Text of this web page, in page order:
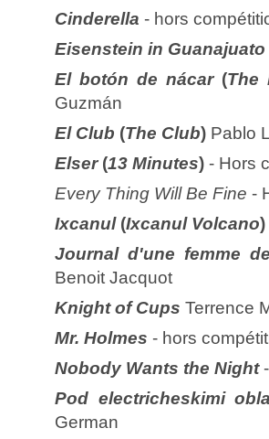
Cinderella - hors
Eisenstein in Guanajuato
El botón de nácar(The
Guzmán
El Club (The Club) Pablo
Elser(13 Minutes) - Hors
Every Thing Will Be Fine -
Ixcanul(Ixcanul Volcano)
Journal d'une femme
Benoit Jacquot
Knight of Cups Terrence
Mr. Holmes - hors
Nobody Wants the Night-
Pod electricheskimi
German